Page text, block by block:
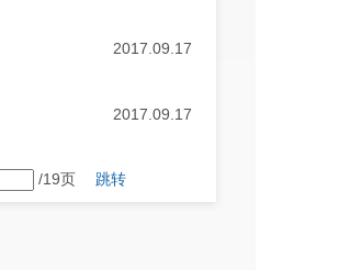
2017.09.17
2017.09.17
/19页 跳转